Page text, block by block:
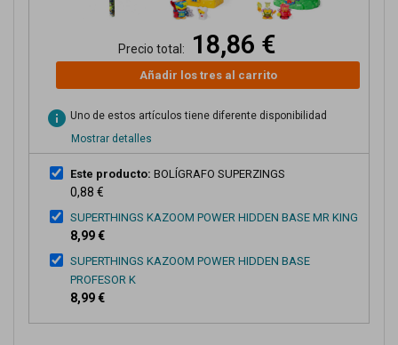
Precio total: 18,86 €
Añadir los tres al carrito
info Uno de estos artículos tiene diferente disponibilidad
Mostrar detalles
Este producto: BOLÍGRAFO SUPERZINGS
0,88 €
SUPERTHINGS KAZOOM POWER HIDDEN BASE MR KING
8,99 €
SUPERTHINGS KAZOOM POWER HIDDEN BASE
PROFESOR K
8,99 €